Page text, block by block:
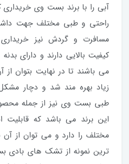
آبی را با برند بست وی خریداری
راحتی و طبی مختلف جهت
مسافرت و گردش نیز
کیفیت بالایی دارند و دارای
می باشند تا در نهایت بتوان
زیاد بهره مند شد و دچار
طبی بست وی نیز از جمله
این برند می باشد که قابلیت
مختلف را دارد و می توان از آن
ترین نمونه از تشک های بادی